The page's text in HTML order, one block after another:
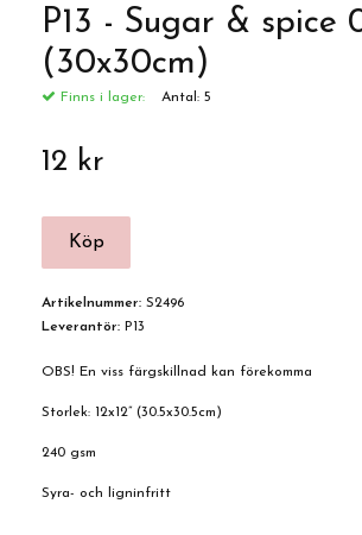
P13 - Sugar & spice
(30x30cm)
Finns i lager: Antal: 5
12 kr
Artikelnummer: S2496
Leverantör: P13
OBS! En viss färgskillnad kan förekomma
Storlek: 12x12” (30.5x30.5cm)
240 gsm
Syra- och ligninfritt